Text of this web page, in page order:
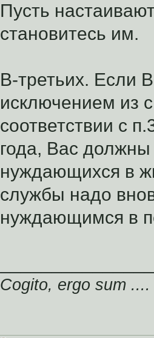
Пусть
становитесь им.
В-третьих. Если
исключением из
соответствии с
года, Вас
нуждающихся в
службы надо
нуждающимся в
Cogito, ergo sum ....